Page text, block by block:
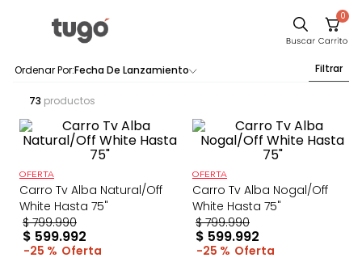
0
Fecha De Lanzamiento Filtrar
73 productos
OFERTA
Carro Tv Alba Natural/Off
White Hasta 75"
$ 799.990
$ 599.992
25 %
OFERTA
Carro Tv Alba Nogal/Off
White Hasta 75"
$ 799.990
$ 599.992
25 %